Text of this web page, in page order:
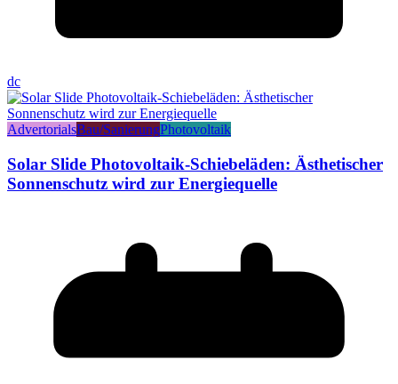
dc
AdvertorialsBau/SanierungPhotovoltaik
Solar Slide Photovoltaik-Schiebeläden: Ästhetischer
Sonnenschutz wird zur Energiequelle